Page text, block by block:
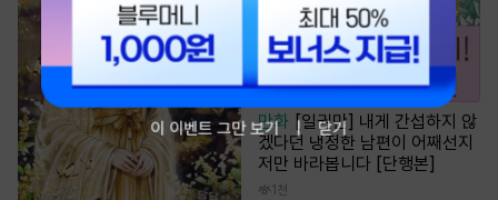
만화 [일권만] 내게 간섭하지 않
겠다던 냉정한 남편이 어째선지
저만 바라봅니다 [단행본]
1천
이 이벤트 그만 보기 닫기